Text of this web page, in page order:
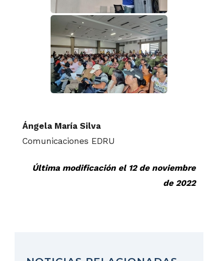
Ángela María Silva
Comunicaciones EDRU
Última modificación el 12 de noviembre
de 2022